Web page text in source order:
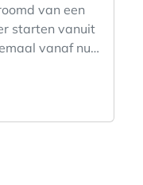
starten vanuit
vanaf nul?
en